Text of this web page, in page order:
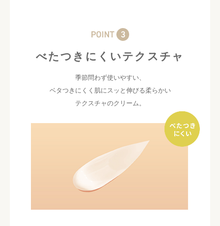
べたつきにくいテクスチャ
季節問わず使いやすい、
ベタつきにくく肌にスッと伸びる柔らかい
テクスチャのクリーム。